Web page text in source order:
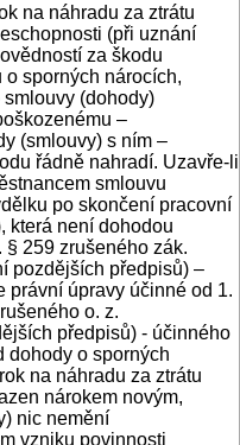
na náhradu za ztrátu
(při uznání
za škodu
sporných nárocích,
(dohody)
–
(smlouvy) s ním –
řádně nahradí. Uzavře-li
smlouvu
po skončení pracovní
která není dohodou
259 zrušeného zák.
pozdějších předpisů) –
právní úpravy účinné od 1.
o. z.
předpisů) - účinného
dohody o sporných
na náhradu za ztrátu
nárokem novým,
nic nemění
vzniku povinnosti